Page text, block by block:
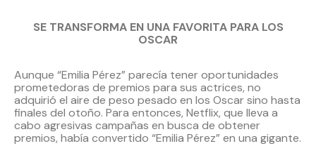
SE TRANSFORMA EN UNA FAVORITA PARA LOS
OSCAR
Aunque “Emilia Pérez” parecía tener oportunidades
prometedoras de premios para sus actrices, no
adquirió el aire de peso pesado en los Oscar sino hasta
finales del otoño. Para entonces, Netflix, que lleva a
cabo agresivas campañas en busca de obtener
premios, había convertido “Emilia Pérez” en una gigante.